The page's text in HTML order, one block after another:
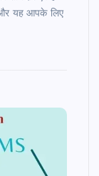
यह आपके लिए